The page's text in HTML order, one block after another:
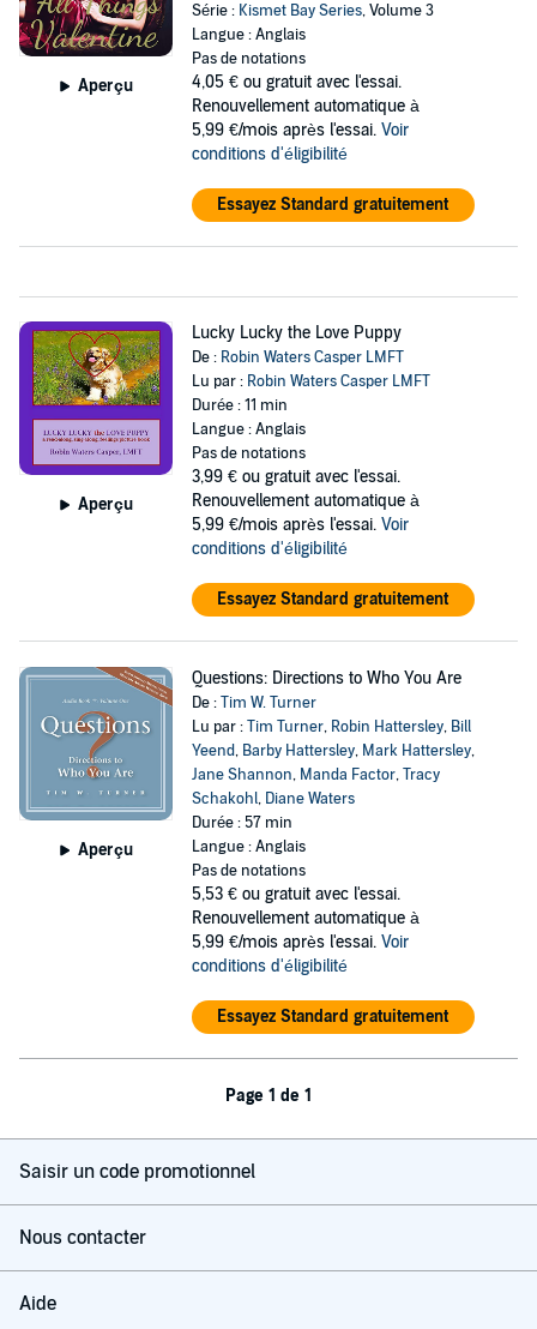
Aperçu
Série : Kismet Bay Series, Volume 3
Langue : Anglais
Pas de notations
4,05 € ou gratuit avec l'essai.
Renouvellement automatique à
5,99 €/mois après l'essai. Voir
conditions d'éligibilité
Essayez Standard gratuitement
Aperçu
Lucky Lucky the Love Puppy
De : Robin Waters Casper LMFT
Lu par : Robin Waters Casper LMFT
Durée : 11 min
Langue : Anglais
Pas de notations
3,99 € ou gratuit avec l'essai.
Renouvellement automatique à
5,99 €/mois après l'essai. Voir
conditions d'éligibilité
Essayez Standard gratuitement
Aperçu
Questions: Directions to Who You Are
De :Tim W. Turner
Lu par :Tim Turner, Robin Hattersley, Bill
Yeend, Barby Hattersley, Mark Hattersley,
Jane Shannon, Manda Factor,Tracy
Schakohl, Diane Waters
Durée : 57 min
Langue : Anglais
Pas de notations
5,53 € ou gratuit avec l'essai.
Renouvellement automatique à
5,99 €/mois après l'essai. Voir
conditions d'éligibilité
Essayez Standard gratuitement
Page 1 de 1
Saisir un code promotionnel
Nous contacter
Aide